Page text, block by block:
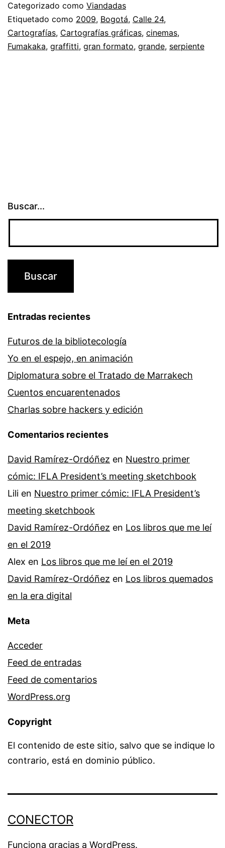
cinemas
Categorizado como Viandadas
Etiquetado como 2009, Bogotá, Calle 24,
Cartografías, Cartografías gráficas, cinemas,
Fumakaka, graffitti, gran formato, grande, serpiente
Buscar...
Entradas recientes
Futuros de la bibliotecología
Yo en el espejo, en animación
Diplomatura sobre el Tratado de Marrakech
Cuentos encuarentenados
Charlas sobre hackers y edición
Comentarios recientes
David Ramírez-Ordóñez en Nuestro primer
cómic: IFLA President’s meeting sketchbook
Lili en Nuestro primer cómic: IFLA President’s
meeting sketchbook
David Ramírez-Ordóñez en Los libros que me leí
en el 2019
Alex en Los libros que me leí en el 2019
David Ramírez-Ordóñez en Los libros quemados
en la era digital
Meta
Acceder
Feed de entradas
Feed de comentarios
WordPress.org
Copyright
El contenido de este sitio, salvo que se indique lo
contrario, está en dominio público.
CONECTOR
Funciona gracias a WordPress.